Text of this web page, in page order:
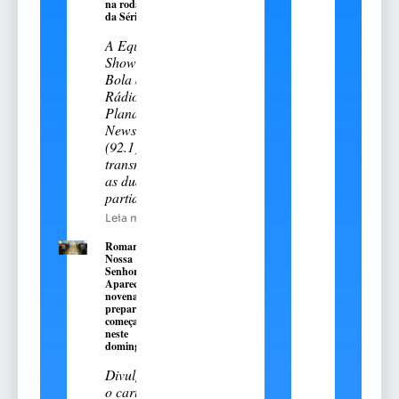
na rodada
da Série A-2
A Equipe
Show de
Bola da
Rádio
Planalto
News
(92.1)
transmitiu
as duas
partidas
Leia mais
Romaria de
Nossa
Senhora
Aparecida:
novena
preparatória
começa
neste
domingo, 9
Divulgado
o cartal